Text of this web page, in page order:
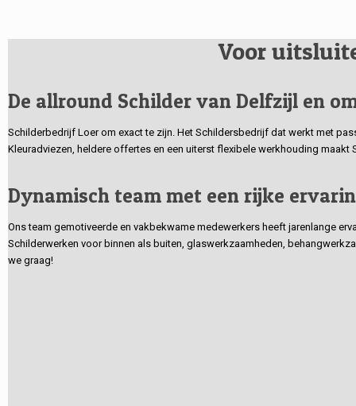
Voor
De allround Schilder van Delfzijl en
Schilderbedrijf Loer om exact te zijn. Het Schildersbedrijf dat werkt met
Kleuradviezen, heldere offertes en een uiterst flexibele werkhouding
Dynamisch team met een rijke
Ons team gemotiveerde en vakbekwame medewerkers heeft jarenlange
Schilderwerken voor binnen als buiten, glaswerkzaamheden,
we graag!